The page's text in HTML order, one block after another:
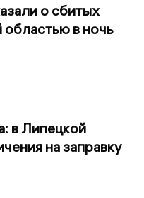
о сбитых
в ночь
в Липецкой
на заправку